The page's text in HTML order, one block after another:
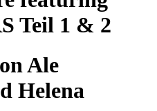
Teil 1 & 2
Ale
Helena